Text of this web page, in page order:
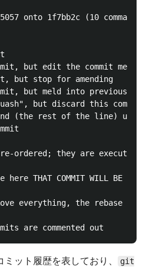
onto 1f7bb2c (10 commands)
but edit the commit
but stop for amending
but meld into previous
but discard this commit's
(the rest of the line)
ordered; they are executed
THAT COMMIT WILL BE
everything, the rebase
ット履歴を表しており、
git